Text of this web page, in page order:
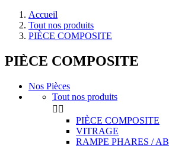
Accueil
Tout nos produits
PIÈCE COMPOSITE
PIÈCE COMPOSITE
Nos Pièces
Tout nos produits
 
PIÈCE COMPOSITE
VITRAGE
RAMPE PHARES / AB